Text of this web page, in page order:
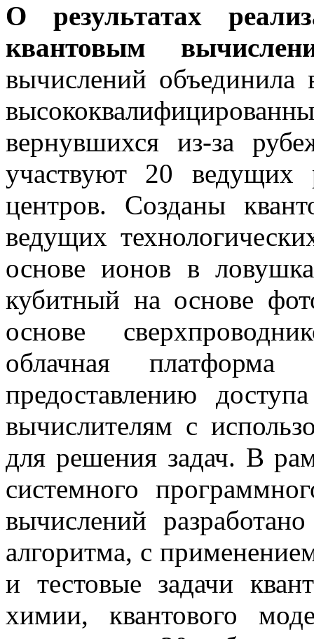
О результатах
квантовым
вычислений объединила
вернувшихся из-за
участвуют 20 ведущих
центров. Созданы
ведущих
основе ионов в
кубитный на основе
основе
облачная
предоставлению
вычислителям с
для решения задач. В
системного
вычислений
алгоритма, с
и тестовые задачи
химии, квантового